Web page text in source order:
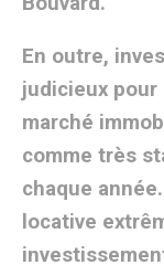
En outre,
judicieux
marché
comme très
chaque
locative